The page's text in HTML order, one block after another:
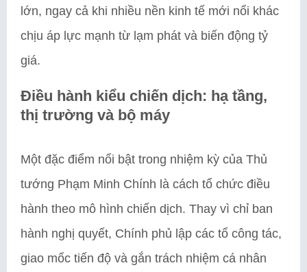
lớn, ngay cả khi nhiều nền kinh tế mới nổi khác
chịu áp lực mạnh từ lạm phát và biến động tỷ
giá.
Điều hành kiểu chiến dịch: hạ tầng,
thị trường và bộ máy
Một đặc điểm nổi bật trong nhiệm kỳ của Thủ
tướng Phạm Minh Chính là cách tổ chức điều
hành theo mô hình chiến dịch. Thay vì chỉ ban
hành nghị quyết, Chính phủ lập các tổ công tác,
giao mốc tiến độ và gắn trách nhiệm cá nhân